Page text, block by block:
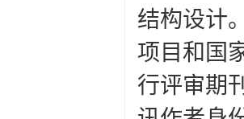
结构设计
项目和国
行评审期